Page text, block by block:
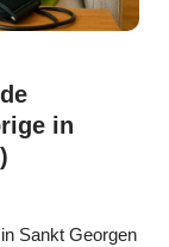
in
Sankt Georgen